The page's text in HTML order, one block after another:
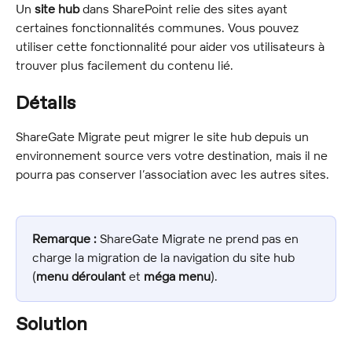
Un site hub dans SharePoint relie des sites ayant
certaines fonctionnalités communes. Vous pouvez
utiliser cette fonctionnalité pour aider vos utilisateurs à
trouver plus facilement du contenu lié.
Détails
ShareGate Migrate peut migrer le site hub depuis un
environnement source vers votre destination, mais il ne
pourra pas conserver l’association avec les autres sites.
Remarque : ShareGate Migrate ne prend pas en
charge la migration de la navigation du site hub
(menu déroulant et méga menu).
Solution